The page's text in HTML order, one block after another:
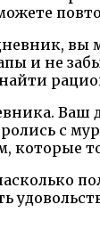
вы
и не
с
которые